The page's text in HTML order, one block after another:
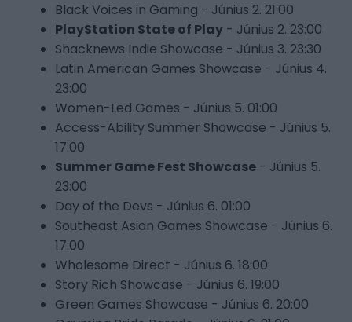
Black Voices in Gaming - Június 2. 21:00
PlayStation State of Play - Június 2. 23:00
Shacknews Indie Showcase - Június 3. 23:30
Latin American Games Showcase - Június 4.
23:00
Women-Led Games - Június 5. 01:00
Access-Ability Summer Showcase - Június 5.
17:00
Summer Game Fest Showcase - Június 5.
23:00
Day of the Devs - Június 6. 01:00
Southeast Asian Games Showcase - Június 6.
17:00
Wholesome Direct - Június 6. 18:00
Story Rich Showcase - Június 6. 19:00
Green Games Showcase - Június 6. 20:00